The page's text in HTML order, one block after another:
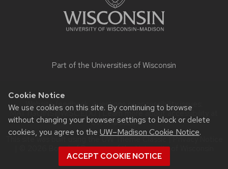
Cookie Notice
We use cookies on this site. By continuing to browse
without changing your browser settings to block or delete
cookies, you agree to the UW–Madison Cookie Notice.
ACCEPT COOKIE NOTICE
Part of the Universities of Wisconsin
Website feedback, questions or accessibility issues:
MATT.GOINS@WISC.EDU| Learn more aboutaccessibility at
UW–Madison.
This site was built using the
| © 2026 Board of Regents of theUniversity of Wisconsin
System.